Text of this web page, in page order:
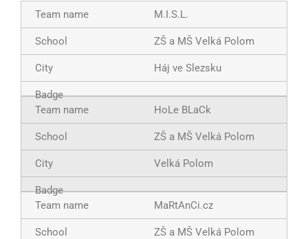
M.I.S.L.
ZŠ a MŠ Velká Polom
Háj ve Slezsku
HoLe BLaCk
ZŠ a MŠ Velká Polom
Velká Polom
MaRtAnCi.cz
ZŠ a MŠ Velká Polom